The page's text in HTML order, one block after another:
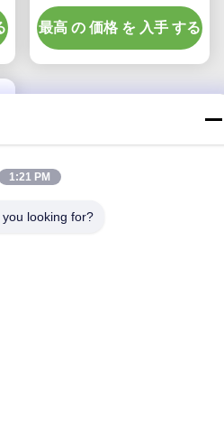
最高 の 価格 を 入手 する
1:21 PM
looking for?